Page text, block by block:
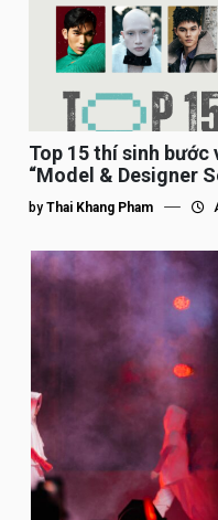
Top 15 thí sinh
“Model & Designer
by Thai Khang Pham